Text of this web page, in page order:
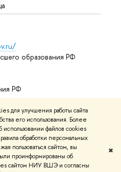
для улучшения работы сайта
его использования. Более
файлов cookies
обработки персональных
пользоваться сайтом, вы
проинформированы об
сайтом НИУ ВШЭ и согласны
✖
образования РФ
РФ
курсы
использования материалов